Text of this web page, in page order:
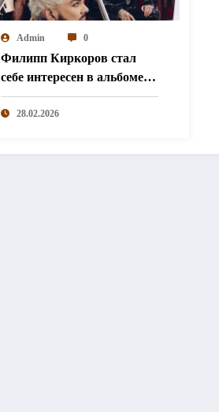
Admin 0
Филипп Киркоров стал
себе интересен в альбоме
«Uno»
28.02.2026